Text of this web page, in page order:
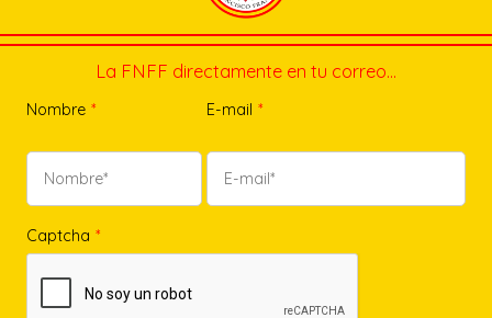
La FNFF directamente en tu correo…
Nombre * E-mail *
Captcha *